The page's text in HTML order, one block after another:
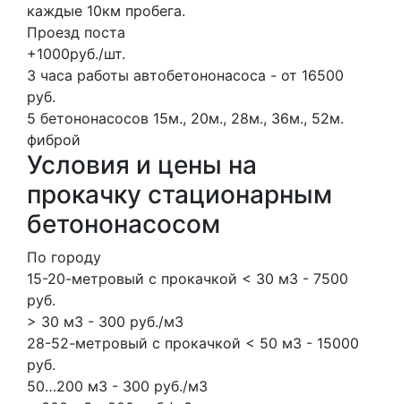
каждые 10км пробега.
Проезд поста
+1000руб./шт.
3 часа работы автобетононасоса - от 16500
руб.
5 бетононасосов 15м., 20м., 28м., 36м., 52м.
фиброй
Условия и цены на
прокачку стационарным
бетононасосом
По городу
15-20-метровый с прокачкой < 30 м3 - 7500
руб.
> 30 м3 - 300 руб./м3
28-52-метровый с прокачкой < 50 м3 - 15000
руб.
50…200 м3 - 300 руб./м3